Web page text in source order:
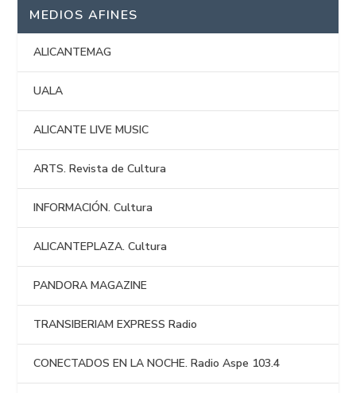
MEDIOS AFINES
ALICANTEMAG
UALA
ALICANTE LIVE MUSIC
ARTS. Revista de Cultura
INFORMACIÓN. Cultura
ALICANTEPLAZA. Cultura
PANDORA MAGAZINE
TRANSIBERIAM EXPRESS Radio
CONECTADOS EN LA NOCHE. Radio Aspe 103.4